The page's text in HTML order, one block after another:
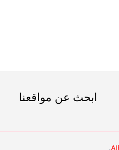
ابحث عن مواقعنا
.